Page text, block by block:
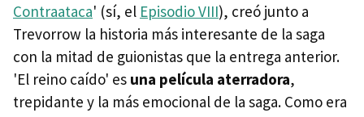
Contraataca' (sí, el Episodio VIII), creó junto a
Trevorrow la historia más interesante de la saga
con la mitad de guionistas que la entrega anterior.
'El reino caído' es una película aterradora,
trepidante y la más emocional de la saga. Como era